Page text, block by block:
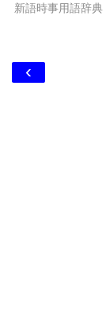
新語時事用語辞典
‹